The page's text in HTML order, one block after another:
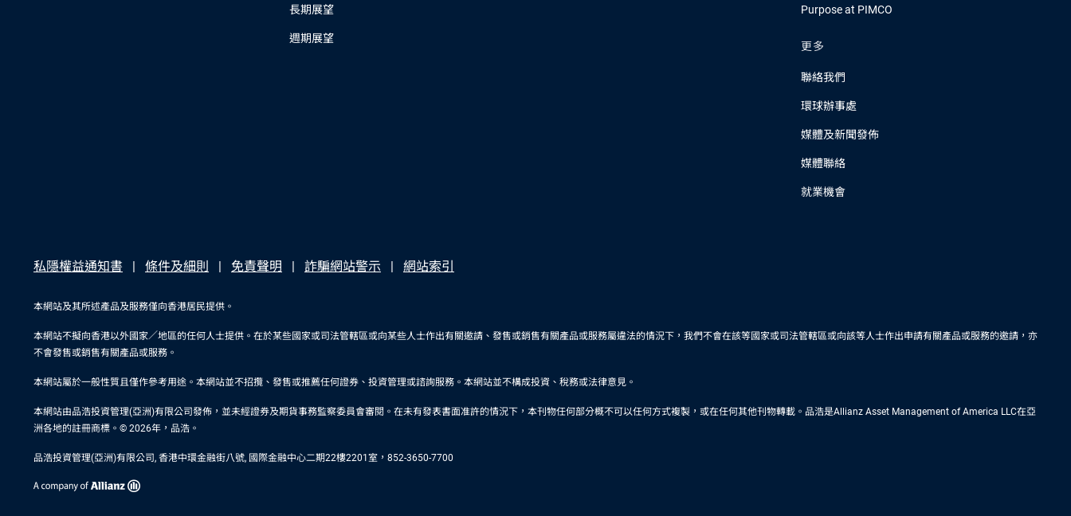
長期展望
週期展望
Purpose at PIMCO
更多
聯絡我們
環球辦事處
媒體及新聞發佈
媒體聯絡
就業機會
私隱權益通知書 條件及細則 免責聲明 詐騙網站警示 網站索引
本網站及其所述產品及服務僅向香港居民提供。
本網站不擬向香港以外國家／地區的任何人士提供。在於某些國家或司法管轄區或向某些人士作出有關邀請、發售或銷售有關產品或服務屬違法的情況下，我們不會在該等國家或司法管轄區或向該等人士作出申請有關產品或服務的邀請，亦
不會發售或銷售有關產品或服務。
本網站屬於一般性質且僅作參考用途。本網站並不招攬、發售或推薦任何證券、投資管理或諮詢服務。本網站並不構成投資、稅務或法律意見。
本網站由品浩投資管理(亞洲)有限公司發佈，並未經證券及期貨事務監察委員會審閱。在未有發表書面准許的情況下，本刊物任何部分概不可以任何方式複製，或在任何其他刊物轉載。品浩是Allianz Asset Management of America LLC在亞
洲各地的註冊商標。© 2026年，品浩。
品浩投資管理(亞洲)有限公司, 香港中環金融街八號, 國際金融中心二期22樓2201室，852-3650-7700